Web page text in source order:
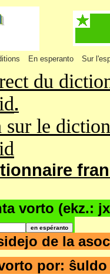
En esperanto Sur
du
.
le
vorto (ekz.:
de la
por: